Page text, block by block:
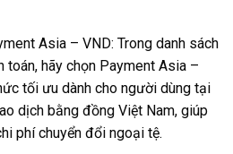
Asia – VND: Trong danh sách
toán, hãy chọn Payment Asia –
tối ưu dành cho người dùng tại
dịch bằng đồng Việt Nam, giúp
phí chuyển đổi ngoại tệ.